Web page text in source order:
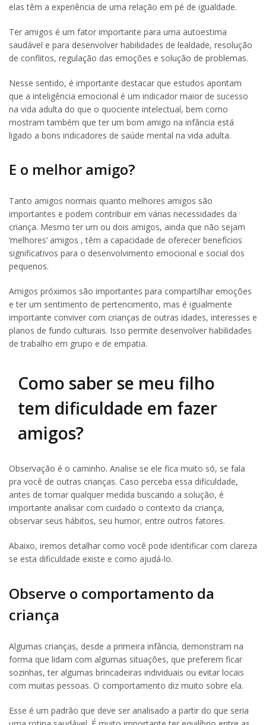
elas têm a experiência de uma relação em pé de igualdade.
Ter amigos é um fator importante para uma autoestima
saudável e para desenvolver habilidades de lealdade, resolução
de conflitos, regulação das emoções e solução de problemas.
Nesse sentido, é importante destacar que estudos apontam
que a inteligência emocional é um indicador maior de sucesso
na vida adulta do que o quociente intelectual, bem como
mostram também que ter um bom amigo na infância está
ligado a bons indicadores de saúde mental na vida adulta.
E o melhor amigo?
Tanto amigos normais quanto melhores amigos são
importantes e podem contribuir em várias necessidades da
criança. Mesmo ter um ou dois amigos, ainda que não sejam
‘melhores’ amigos , têm a capacidade de oferecer benefícios
significativos para o desenvolvimento emocional e social dos
pequenos.
Amigos próximos são importantes para compartilhar emoções
e ter um sentimento de pertencimento, mas é igualmente
importante conviver com crianças de outras idades, interesses e
planos de fundo culturais. Isso permite desenvolver habilidades
de trabalho em grupo e de empatia.
Como saber se meu filho
tem dificuldade em fazer
amigos?
Observação é o caminho. Analise se ele fica muito só, se fala
pra você de outras crianças. Caso perceba essa dificuldade,
antes de tomar qualquer medida buscando a solução, é
importante analisar com cuidado o contexto da criança,
observar seus hábitos, seu humor, entre outros fatores.
Abaixo, iremos detalhar como você pode identificar com clareza
se esta dificuldade existe e como ajudá-lo.
Observe o comportamento da
criança
Algumas crianças, desde a primeira infância, demonstram na
forma que lidam com algumas situações, que preferem ficar
sozinhas, ter algumas brincadeiras individuais ou evitar locais
com muitas pessoas. O comportamento diz muito sobre ela.
Esse é um padrão que deve ser analisado a partir do que seria